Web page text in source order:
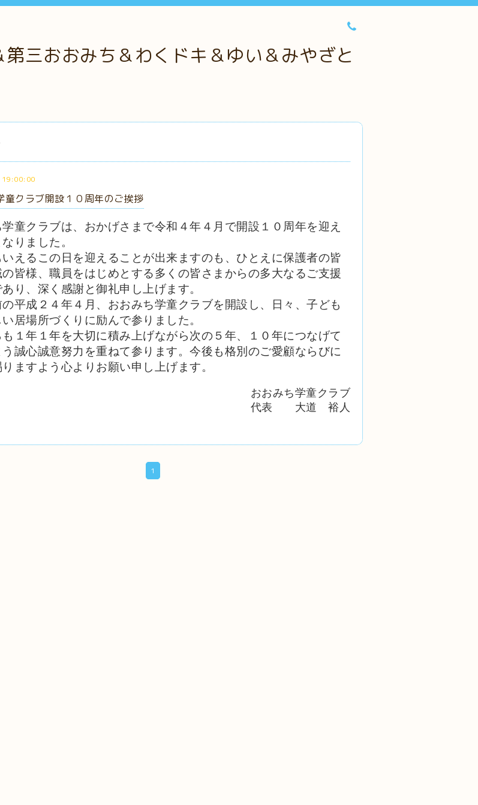
三おおみち＆わくドキ＆ゆい＆みやざと
童クラブ開設１０周年のご挨拶
童クラブは、おかげさまで令和４年４月で開設１０周年を迎え
りました。
えるこの日を迎えることが出来ますのも、ひとえに保護者の皆
皆様、職員をはじめとする多くの皆さまからの多大なるご支援
り、深く感謝と御礼申し上げます。
の平成２４年４月、おおみち学童クラブを開設し、日々、子ども
居場所づくりに励んで参りました。
も１年１年を大切に積み上げながら次の５年、１０年につなげて
誠心誠意努力を重ねて参ります。今後も格別のご愛顧ならびに
ますよう心よりお願い申し上げます。
おおみち学童クラブ
代表　　大道　裕人
1